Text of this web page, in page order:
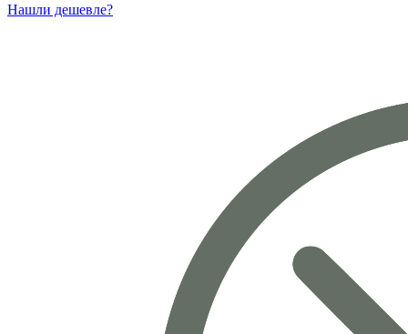
Нашли дешевле?